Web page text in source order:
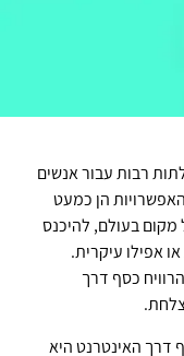
רבות עבור אנשים
הן כמעט
בעולם, להיכנס
אפילו עיקרית.
כסף דרך
דרך האינטרנט היא